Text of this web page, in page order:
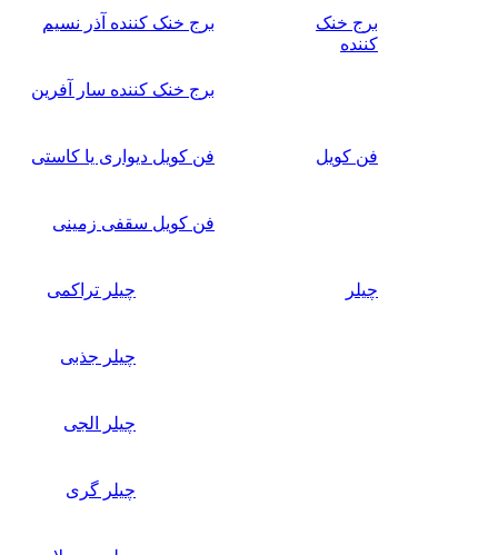
برج خنک
کننده
برج خنک کننده آذر نسیم
برج خنک کننده سار آفرین
فن کویل فن کویل دیواری یا کاستی
فن کویل سقفی زمینی
چیلر چیلر تراکمی
چیلر جذبی
چیلر الجی
چیلر گری